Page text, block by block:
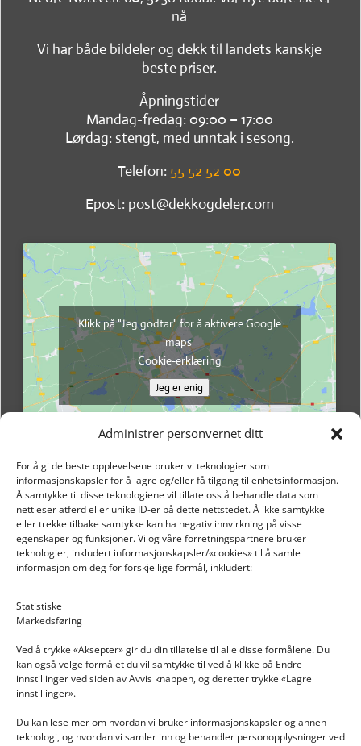
Administrer personvernet ditt
For å gi de beste opplevelsene bruker vi teknologier som
informasjonskapsler for å lagre og/eller få tilgang til enhetsinformasjon.
Å samtykke til disse teknologiene vil tillate oss å behandle data som
nettleser atferd eller unike ID-er på dette nettstedet. Å ikke samtykke
eller trekke tilbake samtykke kan ha negativ innvirkning på visse
egenskaper og funksjoner. Vi og våre forretningspartnere bruker
teknologier, inkludert informasjonskapsler/«cookies» til å samle
informasjon om deg for forskjellige formål, inkludert:
Statistiske
Markedsføring
Ved å trykke «Aksepter» gir du din tillatelse til alle disse formålene. Du
kan også velge formålet du vil samtykke til ved å klikke på Endre
innstillinger ved siden av Avvis knappen, og deretter trykke «Lagre
innstillinger».
Du kan lese mer om hvordan vi bruker informasjonskapsler og annen
teknologi, og hvordan vi samler inn og behandler personopplysninger ved
nå
Vi har både bildeler og dekk til landets kanskje
beste priser.
Åpningstider
Mandag-fredag: 09:00 – 17:00
Lørdag: stengt, med unntak i sesong.
Telefon: 55 52 52 00
Epost: post@dekkogdeler.com
Klikk på "Jeg godtar" for å aktivere Google
maps
Cookie-erklæring
Jeg er enig
INFORMASJON